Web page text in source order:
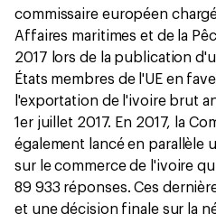
commissaire européen
Affaires maritimes et de la
2017 lors de la publication
États membres de l'UE en
l'exportation de l'ivoire brut
1er juillet 2017. En 2017, la
également lancé en
sur le commerce de l'ivoire
89 933 réponses. Ces
et une décision finale sur la